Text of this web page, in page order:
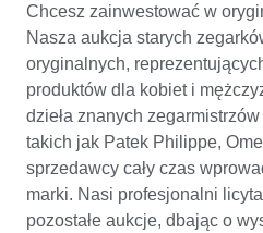
Chcesz zainwestować w
Nasza aukcja starych
oryginalnych,
produktów dla kobiet i
dzieła znanych
takich jak Patek Philippe,
sprzedawcy cały czas
marki. Nasi profesjonalni
pozostałe aukcje, dbając o